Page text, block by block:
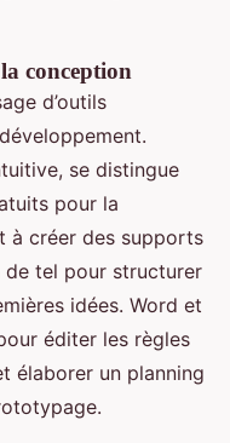
conception
d’outils
se distingue
pour la
à créer des supports
de tel pour structurer
idées. Word et
éditer les règles
élaborer un planning